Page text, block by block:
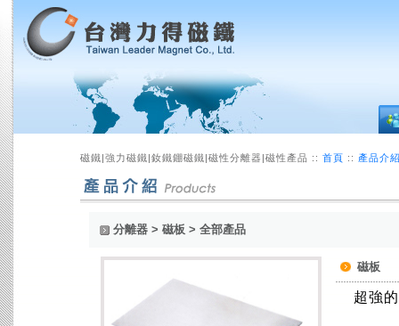
磁鐵|強力磁鐵|釹鐵錋磁鐵|磁性分離器|磁性產品 :: 首頁 :: 產品介
分離器 > 磁板 > 全部產品
磁板
超強